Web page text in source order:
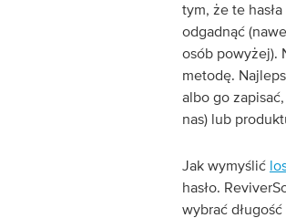
tym, że te
odgadnąć
osób powyżej).
metodę.
albo go
nas) lub
Jak wymyślić
hasło.
wybrać